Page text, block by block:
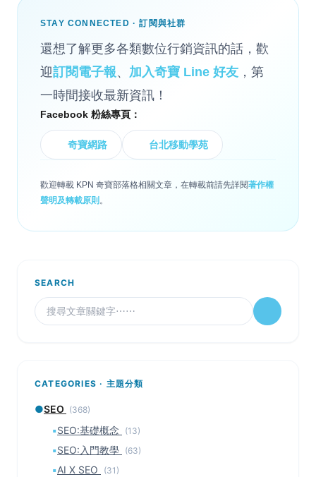
STAY CONNECTED · 訂閱與社群
還想了解更多各類數位行銷資訊的話，歡
迎訂閱電子報、 加入奇寶 Line 好友 ，第
一時間接收最新資訊！
Facebook 粉絲專頁：
奇寶網路 台北移動學苑
歡迎轉載 KPN 奇寶部落格相關文章，在轉載前請先詳閱著作權
聲明及轉載原則 。
SEARCH
CATEGORIES · 主題分類
●SEO (368)
▪SEO:基礎概念 (13)
▪SEO:入門教學 (63)
▪AI X SEO (31)